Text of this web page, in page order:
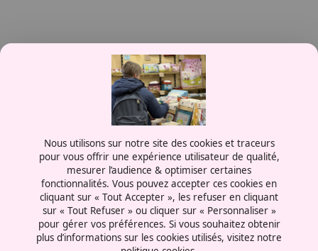
0387556600
Rue de la Grange aux Bois
57070 - Metz
France
Nous utilisons sur notre site des cookies et traceurs
pour vous offrir une expérience utilisateur de qualité,
mesurer l’audience & optimiser certaines
fonctionnalités. Vous pouvez accepter ces cookies en
cliquant sur « Tout Accepter », les refuser en cliquant
sur « Tout Refuser » ou cliquer sur « Personnaliser »
pour gérer vos préférences. Si vous souhaitez obtenir
plus d’informations sur les cookies utilisés, visitez notre